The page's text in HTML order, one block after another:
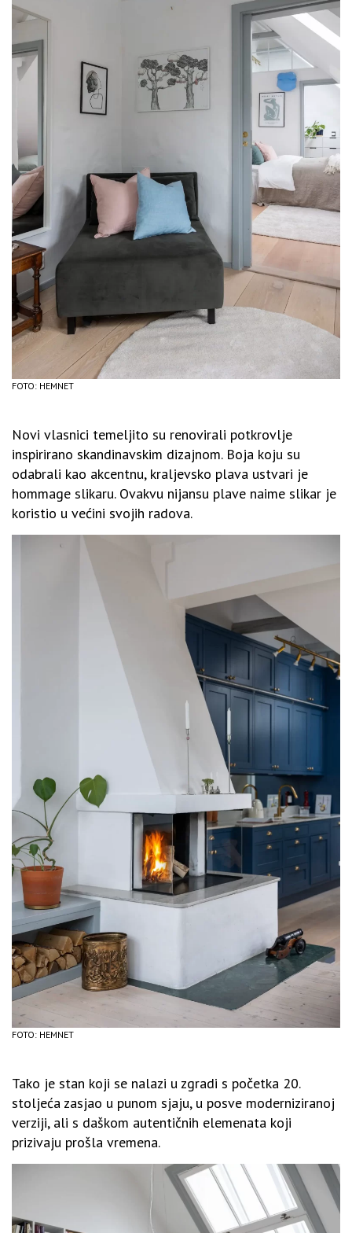
FOTO: HEMNET
Novi vlasnici temeljito su renovirali potkrovlje
inspirirano skandinavskim dizajnom. Boja koju su
odabrali kao akcentnu, kraljevsko plava ustvari je
hommage slikaru. Ovakvu nijansu plave naime slikar je
koristio u većini svojih radova.
FOTO: HEMNET
Tako je stan koji se nalazi u zgradi s početka 20.
stoljeća zasjao u punom sjaju, u posve moderniziranoj
verziji, ali s daškom autentičnih elemenata koji
prizivaju prošla vremena.